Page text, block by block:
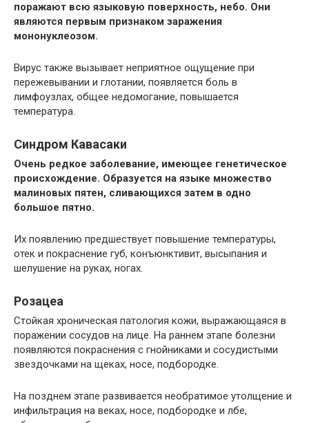
поражают всю языковую поверхность, небо. Они
являются первым признаком заражения
мононуклеозом.
Вирус также вызывает неприятное ощущение при
пережевывании и глотании, появляется боль в
лимфоузлах, общее недомогание, повышается
температура.
Синдром Кавасаки
Очень редкое заболевание, имеющее генетическое
происхождение. Образуется на языке множество
малиновых пятен, сливающихся затем в одно
большое пятно.
Их появлению предшествует повышение температуры,
отек и покраснение губ, конъюнктивит, высыпания и
шелушение на руках, ногах.
Розацеа
Стойкая хроническая патология кожи, выражающаяся в
поражении сосудов на лице. На раннем этапе болезни
появляются покраснения с гнойниками и сосудистыми
звездочками на щеках, носе, подбородке.
На позднем этапе развивается необратимое утолщение и
инфильтрация на веках, носе, подбородке и лбе,